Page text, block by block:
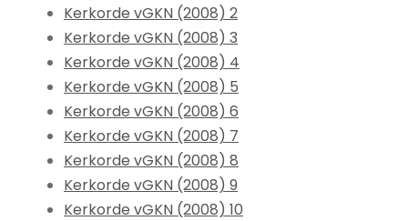
Kerkorde vGKN (2008) 2
Kerkorde vGKN (2008) 3
Kerkorde vGKN (2008) 4
Kerkorde vGKN (2008) 5
Kerkorde vGKN (2008) 6
Kerkorde vGKN (2008) 7
Kerkorde vGKN (2008) 8
Kerkorde vGKN (2008) 9
Kerkorde vGKN (2008) 10